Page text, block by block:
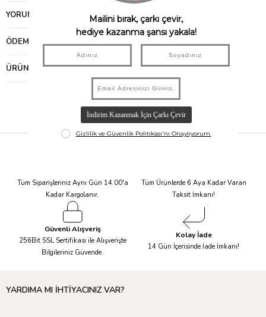
YORUMLAR
ÖDEME SEÇENEKLERI
ÜRÜN ÖNERILERI
Tüm Siparişleriniz Aynı Gün 14.00'a
Kadar Kargolanır.
Tüm Ürünlerde 6 Aya Kadar Varan
Taksit İmkanı!
Güvenli Alışveriş
256Bit SSL Sertifikası ile Alışverişte
Bilgileriniz Güvende.
Kolay İade
14 Gün İçerisinde İade İmkanı!
YARDIMA MI İHTİYACINIZ VAR?